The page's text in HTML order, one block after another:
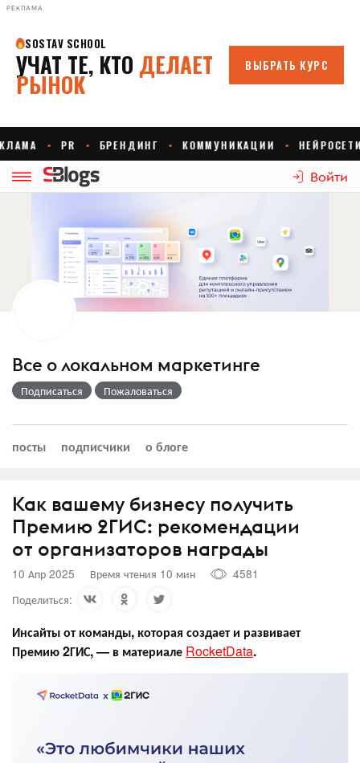
РЕКЛАМА
Войти
Все о локальном маркетинге
Подписаться Пожаловаться
посты подписчики о блоге
Как вашему бизнесу получить
Премию 2ГИС: рекомендации
от организаторов награды
10 Апр 2025 Время чтения 10 мин
4581
Поделиться:
Инсайты от команды, которая создает и развивает
Премию 2ГИС, — в материале RocketData.